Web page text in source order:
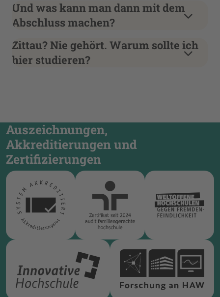
Und was kann man dann mit dem
Abschluss machen?
Zittau? Nie gehört. Warum sollte ich
hier studieren?
Auszeichnungen,
Akkreditierungen und
Zertifizierungen